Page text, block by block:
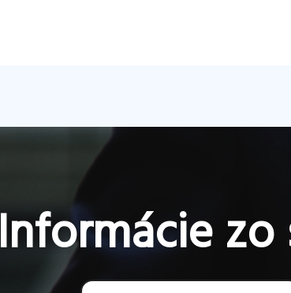
Informácie